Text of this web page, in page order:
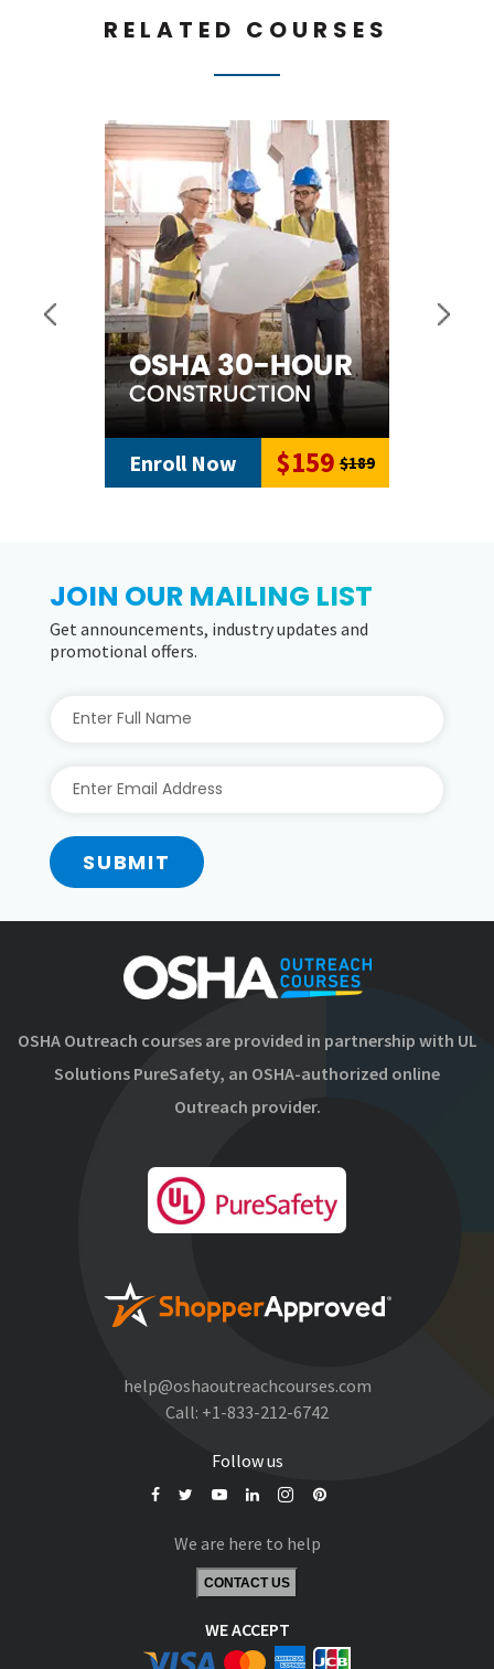
RELATED COURSES
Enroll Now $59 $89
JOIN OUR MAILING LIST
Get announcements, industry updates and
promotional offers.
SUBMIT
OSHA Outreach courses are provided in partnership with UL
Solutions PureSafety, an OSHA-authorized online
Outreach provider.
help@oshaoutreachcourses.com
Call: +1-833-212-6742
Follow us
We are here to help
CONTACT US
WE ACCEPT